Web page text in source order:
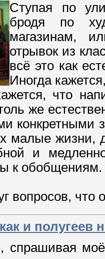
Ступая по
бродя по
магазинам,
отрывок из
всё это как
Иногда
что
же
конкретными
малые жизни,
и
к обобщениям.
вопросов, что
и полугеев
спрашивая